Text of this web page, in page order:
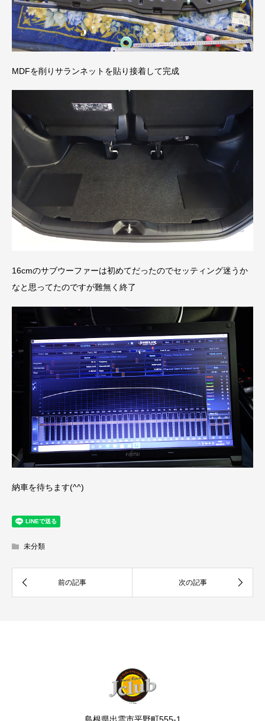
MDFを削りサランネットを貼り接着して完成
16cmのサブウーファーは初めてだったのでセッティング迷うか
なと思ってたのですが難無く終了
納車を待ちます(^^)
未分類